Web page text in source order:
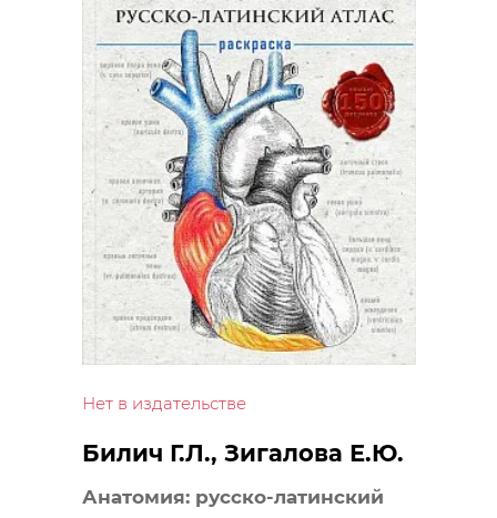
Нет в издательстве
Билич Г.Л., Зигалова Е.Ю.
Анатомия: русско-латинский